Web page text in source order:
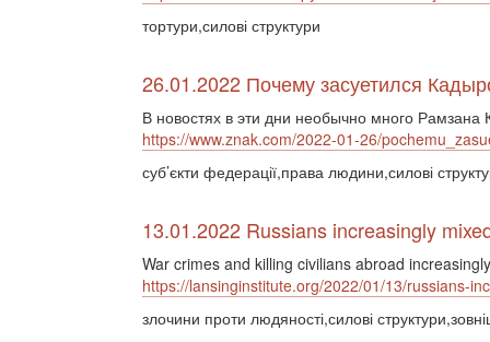
тортури,силові структури
26.01.2022 Почему засуетился
В новостях в эти дни необычно много Рамзана
https://www.znak.com/2022-01-26/
суб’єкти федерації,права людини,силові
13.01.2022 Russians increasingly
War crimes and killing civilians abroad
https://lansinginstitute.org/2022/01/13/russians-
злочини проти людяності,силові